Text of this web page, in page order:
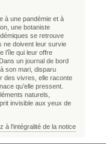
à une pandémie et à
une botaniste
se retrouve
ne doivent leur survie
l’île qui leur offre
un journal de bord
son mari, disparu
des vivres, elle raconte
qu’elle pressent.
naturels,
invisible aux yeux de
à l'intégralité de la notice